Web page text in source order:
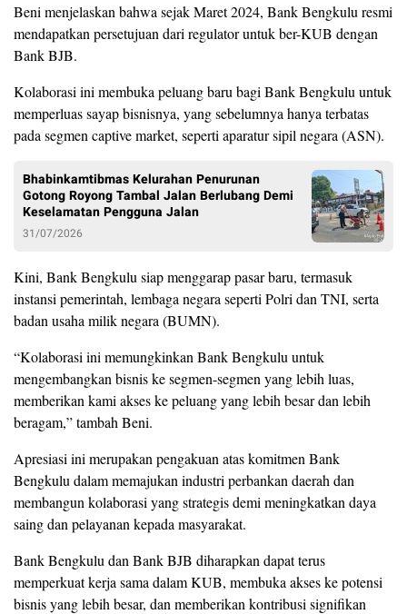
Beni menjelaskan bahwa sejak Maret 2024, Bank Bengkulu resmi
mendapatkan persetujuan dari regulator untuk ber-KUB dengan
Bank BJB.
Kolaborasi ini membuka peluang baru bagi Bank Bengkulu untuk
memperluas sayap bisnisnya, yang sebelumnya hanya terbatas
pada segmen captive market, seperti aparatur sipil negara (ASN).
Bhabinkamtibmas Kelurahan Penurunan
Gotong Royong Tambal Jalan Berlubang Demi
Keselamatan Pengguna Jalan
31/07/2026
Kini, Bank Bengkulu siap menggarap pasar baru, termasuk
instansi pemerintah, lembaga negara seperti Polri dan TNI, serta
badan usaha milik negara (BUMN).
“Kolaborasi ini memungkinkan Bank Bengkulu untuk
mengembangkan bisnis ke segmen-segmen yang lebih luas,
memberikan kami akses ke peluang yang lebih besar dan lebih
beragam,” tambah Beni.
Apresiasi ini merupakan pengakuan atas komitmen Bank
Bengkulu dalam memajukan industri perbankan daerah dan
membangun kolaborasi yang strategis demi meningkatkan daya
saing dan pelayanan kepada masyarakat.
Bank Bengkulu dan Bank BJB diharapkan dapat terus
memperkuat kerja sama dalam KUB, membuka akses ke potensi
bisnis yang lebih besar, dan memberikan kontribusi signifikan